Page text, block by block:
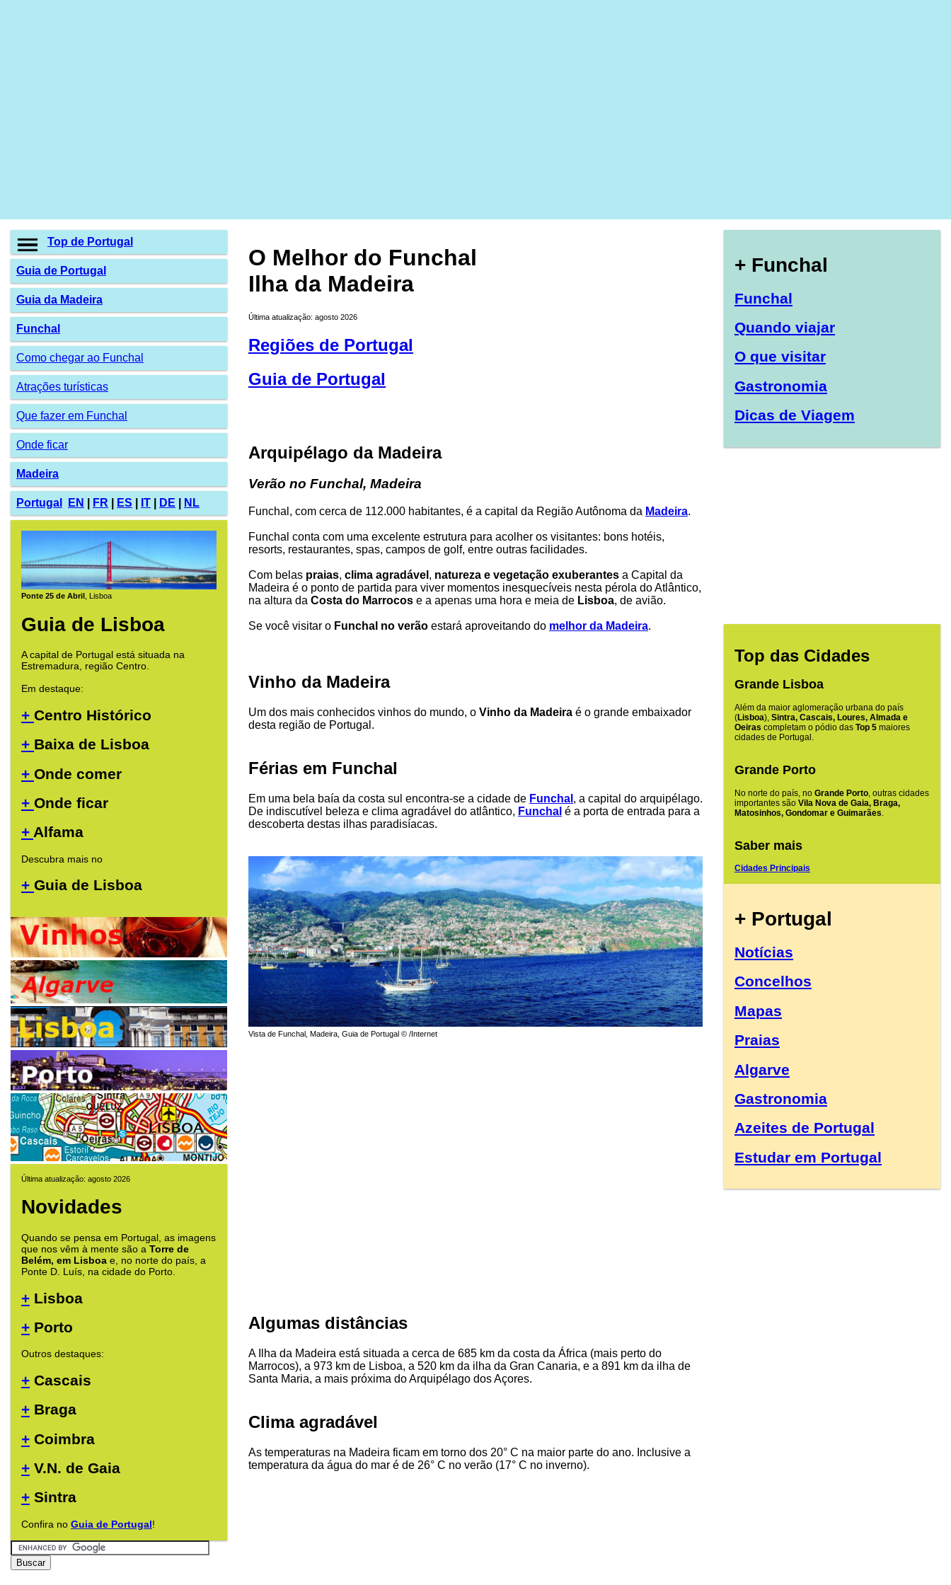
Top de Portugal
Guia de Portugal
Guia da Madeira
Funchal
Como chegar ao Funchal
Atrações turísticas
Que fazer em Funchal
Onde ficar
Madeira
Portugal EN FR ES IT DE NL
Ponte 25 de Abril , Lisboa
Guia de Lisboa
A capital de Portugal está situada na
Estremadura, região Centro.
Em destaque:
+ Centro Histórico
+ Baixa de Lisboa
+ Onde comer
+ Onde ficar
+ Alfama
Descubra mais no
+ Guia de Lisboa
Última atualização: agosto 2026
Novidades
Quando se pensa em Portugal, as imagens
que nos vêm à mente são a Torre de
Belém, em Lisboa e, no norte do país, a
Ponte D. Luís, na cidade do Porto.
+ Lisboa
+ Porto
Outros destaques:
+ Cascais
+ Braga
+ Coimbra
+ V.N. de Gaia
+ Sintra
Confira no Guia de Portugal!
O Melhor do Funchal
Ilha da Madeira
Última atualização: agosto 2026
Regiões de Portugal
Guia de Portugal
Arquipélago da Madeira
Verão no Funchal, Madeira
Funchal, com cerca de 112.000 habitantes, é a capital da Região Autônoma da Madeira.
Funchal conta com uma excelente estrutura para acolher os visitantes: bons hotéis,
resorts, restaurantes, spas, campos de golf, entre outras facilidades.
Com belas praias, clima agradável , natureza e vegetação exuberantes a Capital da
Madeira é o ponto de partida para viver momentos inesquecíveis nesta pérola do Atlântico,
na altura da Costa do Marrocos e a apenas uma hora e meia de Lisboa, de avião.
Se você visitar o Funchal no verão estará aproveitando do melhor da Madeira.
Vinho da Madeira
Um dos mais conhecidos vinhos do mundo, o Vinho da Madeira é o grande embaixador
desta região de Portugal.
Férias em Funchal
Em uma bela baía da costa sul encontra-se a cidade de Funchal , a capital do arquipélago.
De indiscutível beleza e clima agradável do atlântico, Funchal é a porta de entrada para a
descoberta destas ilhas paradisíacas.
Vista de Funchal, Madeira, Guia de Portugal © /Internet
Algumas distâncias
A Ilha da Madeira está situada a cerca de 685 km da costa da África (mais perto do
Marrocos), a 973 km de Lisboa, a 520 km da ilha da Gran Canaria, e a 891 km da ilha de
Santa Maria, a mais próxima do Arquipélago dos Açores.
Clima agradável
As temperaturas na Madeira ficam em torno dos 20° C na maior parte do ano. Inclusive a
temperatura da água do mar é de 26° C no verão (17° C no inverno).
+ Funchal
Funchal
Quando viajar
O que visitar
Gastronomia
Dicas de Viagem
Top das Cidades
Grande Lisboa
Além da maior aglomeração urbana do país
(Lisboa), Sintra, Cascais, Loures, Almada e
Oeiras completam o pódio das Top 5 maiores
cidades de Portugal.
Grande Porto
No norte do país, no Grande Porto , outras cidades
importantes são Vila Nova de Gaia, Braga,
Matosinhos, Gondomar e Guimarães
Saber mais
Cidades Principais
+ Portugal
Notícias
Concelhos
Mapas
Praias
Algarve
Gastronomia
Azeites de Portugal
Estudar em Portugal